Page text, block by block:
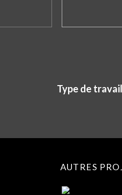
Type de travail
AUTRES